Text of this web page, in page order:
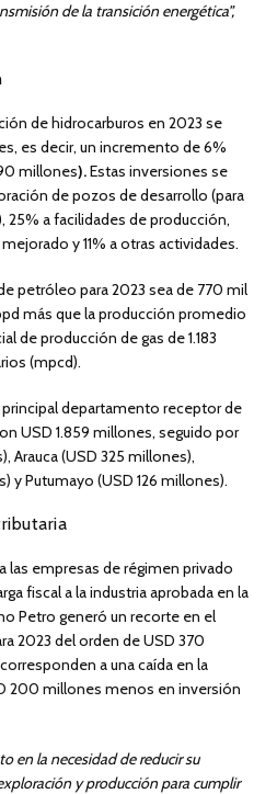
de la transición energética”,
de hidrocarburos en 2023 se
es decir, un incremento de 6%
millones).Estas inversiones se
de pozos de desarrollo (para
25% a facilidades de producción,
y 11% a otras actividades.
petróleo para 2023 sea de 770 mil
más que la producción promedio
de producción de gas de 1.183
(mpcd).
departamento receptor de
USD 1.859 millones, seguido por
Arauca (USD 325 millones),
y Putumayo (USD 126 millones).
las empresas de régimen privado
fiscal a la industria aprobada en la
Petro generó un recorte en el
2023 del orden de USD 370
a una caída en la
200 millones menos en inversión
en la necesidad de reducir su
y producción para cumplir